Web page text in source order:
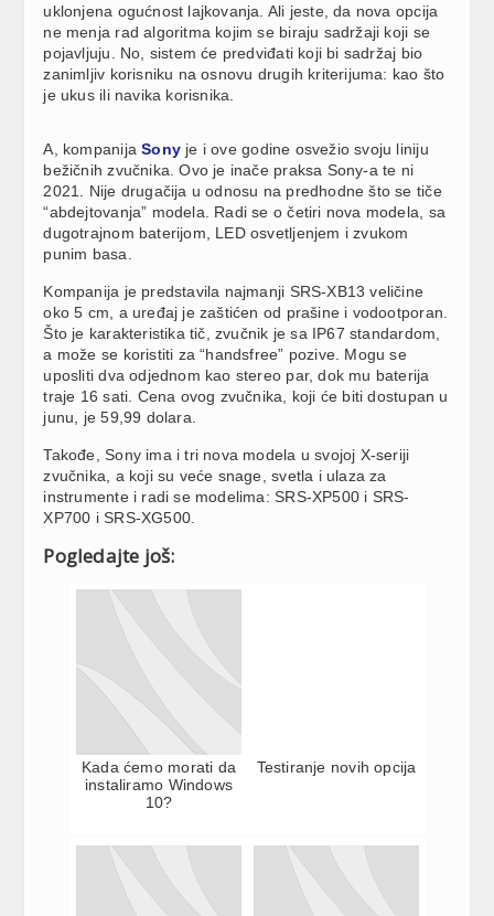
uklonjena ogućnost lajkovanja. Ali jeste, da nova opcija
ne menja rad algoritma kojim se biraju sadržaji koji se
pojavljuju. No, sistem će predviđati koji bi sadržaj bio
zanimljiv korisniku na osnovu drugih kriterijuma: kao što
je ukus ili navika korisnika.
A, kompanijaSonyje i ove godine osvežio svoju liniju
bežičnih zvučnika. Ovo je inače praksa Sony-a te ni
2021. Nije drugačija u odnosu na predhodne što se tiče
“abdejtovanja” modela. Radi se o četiri nova modela, sa
dugotrajnom baterijom, LED osvetljenjem i zvukom
punim basa.
Kompanija je predstavila najmanji SRS-XB13 veličine
oko 5 cm, a uređaj je zaštićen od prašine i vodootporan.
Što je karakteristika tič, zvučnik je sa IP67 standardom,
a može se koristiti za “handsfree” pozive. Mogu se
uposliti dva odjednom kao stereo par, dok mu baterija
traje 16 sati. Cena ovog zvučnika, koji će biti dostupan u
junu, je 59,99 dolara.
Takođe, Sony ima i tri nova modela u svojoj X-seriji
zvučnika, a koji su veće snage, svetla i ulaza za
instrumente i radi se modelima: SRS-XP500 i SRS-
XP700 i SRS-XG500.
Pogledajte još:
Kada ćemo morati da
instaliramo Windows
10?
Testiranje novih opcija